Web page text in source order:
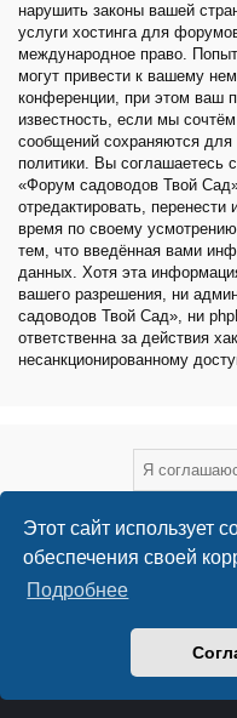
Этот сайт использует
обеспечения своей
Подробнее
нарушить законы вашей
услуги хостинга для
международное право.
могут привести к вашему
конференции, при этом ваш
известность, если мы
сообщений сохраняются для
политики. Вы соглашаетесь
«Форум садоводов Твой
отредактировать,
время по своему
тем, что введённая вами
данных. Хотя эта
вашего разрешения, ни
садоводов Твой Сад», ни
ответственна за действия
несанкционированному
Форум садоводов -